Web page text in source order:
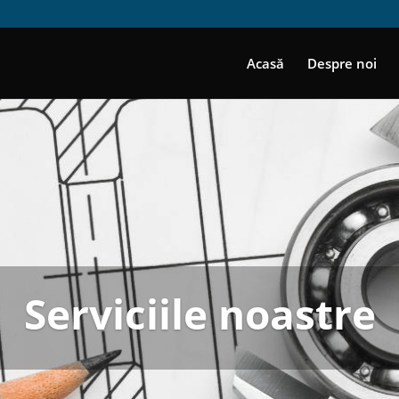
Acasă Despre noi
Serviciile noastre